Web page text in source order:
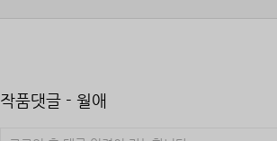
작품댓글 - 월애